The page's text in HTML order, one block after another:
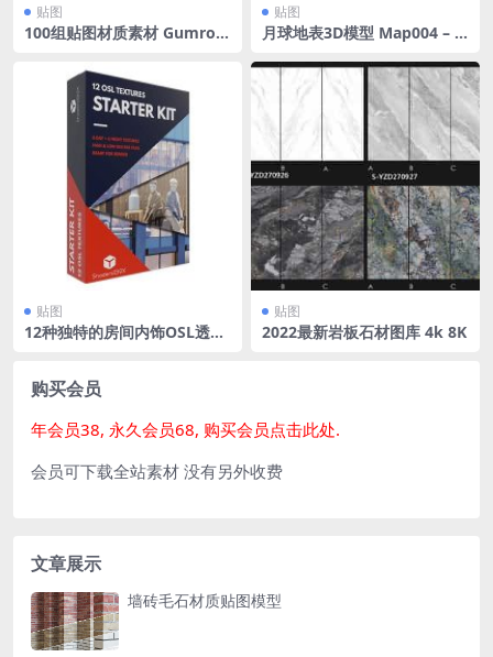
贴图
100组贴图材质素材 Gumroa
& Realistic Textures Pt.02
贴图
月球地表3D模型 Map004 – M
贴图
12种独特的房间内饰OSL透视
贴图
2022最新岩板石材图库 4k 8K
购买会员
年会员38, 永久会员68, 购买会员点击此处.
会员可下载全站素材 没有另外收费
文章展示
墙砖毛石材质贴图模型